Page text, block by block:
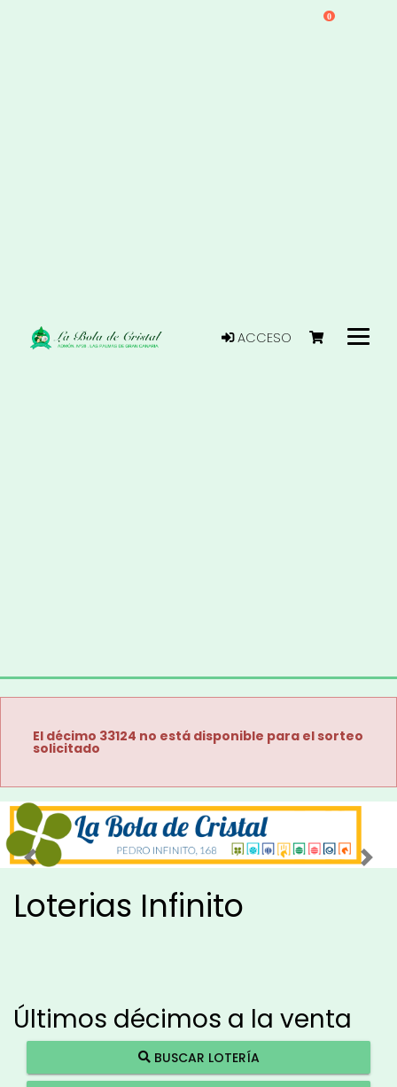
ACCESO
0
El décimo 33124 no está disponible para el sorteo
solicitado
Imagen anterior
Loterias Infinito
Últimos décimos a la venta
BUSCAR LOTERÍA